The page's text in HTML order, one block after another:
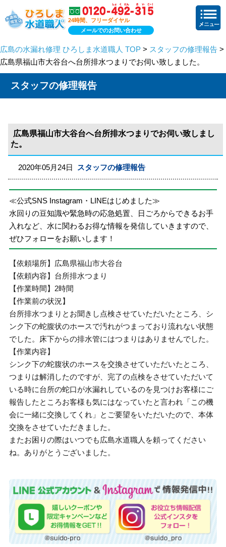
24時間、フリーダイヤル
メールでのお問い合わせ
広島の水漏れ修理 ひろしま水道職人 TOP > スタッフの修理報告 >
広島県福山市大谷台へ台所排水つまりでお伺い致しました。
スタッフの修理報告
広島県福山市大谷台へ台所排水つまりでお伺い致しまし
た。
2020年05月24日 スタッフの修理報告
≪公式SNS Instagram・LINEはじめました≫
水回りの豆知識や緊急時の応急処置、日ごろからできるお手
入れなど、水に関わるお得な情報を発信していきますので、
ぜひフォローをお願いします！
【依頼場所】広島県福山市大谷台
【依頼内容】台所排水つまり
【作業時間】2時間
【作業前の状況】
台所排水つまりとお聞きし点検させていただいたところ、シ
ンク下の蛇腹状のホースで汚れがつまっており流れない状態
でした。床下からの排水管にはつまりはありませんでした。
【作業内容】
シンク下の蛇腹状のホースを交換させていただいたところ、
つまりは解消したのですが、完了の点検をさせていただいて
いる時に台所の蛇口が水漏れしているのを見つけお客様にご
報告したところお客様も気にはなっていたと言われ「この機
会に一緒に交換してくれ」とご要望をいただいたので、本体
交換をさせていただきました。
またお困りの際はいつでも広島水道職人を頼ってください
ね。ありがとうございました。